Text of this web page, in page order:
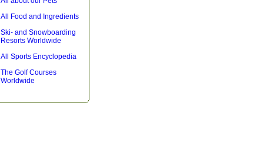
All Food and Ingredients
Ski- and Snowboarding
Resorts Worldwide
All Sports Encyclopedia
The Golf Courses
Worldwide